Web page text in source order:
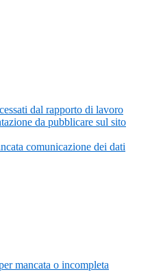
dal rapporto di lavoro
da pubblicare sul sito
comunicazione dei dati
mancata o incompleta